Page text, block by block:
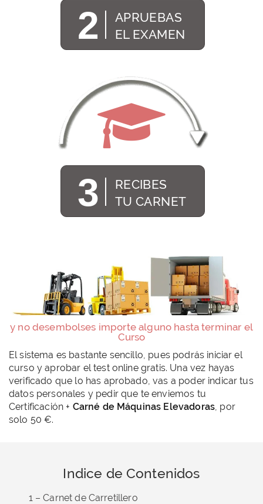
2
APRUEBAS
EL EXAMEN
3
RECIBES
TU CARNET
y no desembolses importe alguno hasta terminar el
Curso
El sistema es bastante sencillo, pues podrás iniciar el
curso y aprobar el test online gratis. Una vez hayas
verificado que lo has aprobado, vas a poder indicar tus
datos personales y pedir que te enviemos tu
Certificación + Carné de Máquinas Elevadoras , por
solo 50 €.
Indice de Contenidos
1 – Carnet de Carretillero